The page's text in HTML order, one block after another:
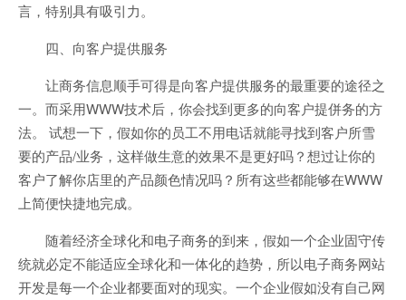
言，特别具有吸引力。
四、向客户提供服务
让商务信息顺手可得是向客户提供服务的最重要的途径之
一。而采用WWW技术后，你会找到更多的向客户提併务的方
法。 试想一下，假如你的员工不用电话就能寻找到客户所雪
要的产品/业务，这样做生意的效果不是更好吗？想过让你的
客户了解你店里的产品颜色情况吗？所有这些都能够在WWW
上简便快捷地完成。
随着经济全球化和电子商务的到来，假如一个企业固守传
统就必定不能适应全球化和一体化的趋势，所以电子商务网站
开发是每一个企业都要面对的现实。一个企业假如没有自己网